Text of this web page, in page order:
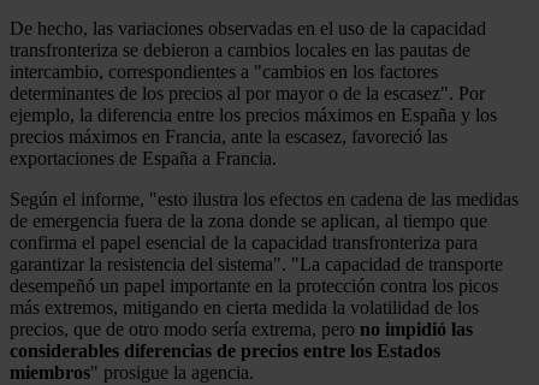
De hecho, las variaciones observadas en el uso de la capacidad
transfronteriza se debieron a cambios locales en las pautas de
intercambio, correspondientes a "cambios en los factores
determinantes de los precios al por mayor o de la escasez". Por
ejemplo, la diferencia entre los precios máximos en España y los
precios máximos en Francia, ante la escasez, favoreció las
exportaciones de España a Francia.
Según el informe, "esto ilustra los efectos en cadena de las medidas
de emergencia fuera de la zona donde se aplican, al tiempo que
confirma el papel esencial de la capacidad transfronteriza para
garantizar la resistencia del sistema". "La capacidad de transporte
desempeñó un papel importante en la protección contra los picos
más extremos, mitigando en cierta medida la volatilidad de los
precios, que de otro modo sería extrema, pero no impidió las
considerables diferencias de precios entre los Estados
miembros" prosigue la agencia.